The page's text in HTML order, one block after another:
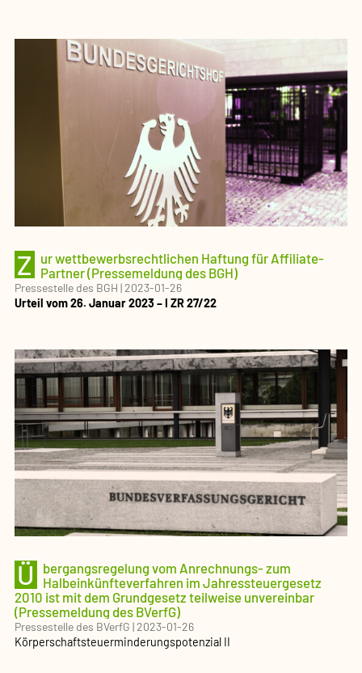
und
dem
Unrecht
SED-
Diktatur
der
juristischen
Ausbildung
(Pressemeldung
Z
ur wettbewerbsrechtlichen Haftung für Affiliate-
Partner (Pressemeldung des BGH)
Pressestelle des BGH |2023-01-26
Urteil vom 26. Januar 2023 – I ZR 27/22
Ü
bergangsregelung vom Anrechnungs- zum
Halbeinkünfteverfahren im Jahressteuergesetz
2010 ist mit dem Grundgesetz teilweise unvereinbar
(Pressemeldung des BVerfG)
Pressestelle des BVerfG |2023-01-26
Körperschaftsteuerminderungspotenzial II